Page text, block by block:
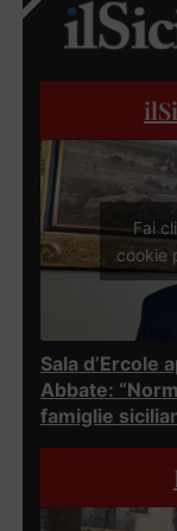
Fai
cookie
Sala d’Ercole
Abbate:
famiglie